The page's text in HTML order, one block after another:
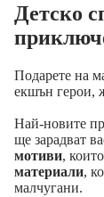
Детско
Подарете на
екшън герои,
Най-новите
ще зарадват
мотиви,
материали,
малчугани.